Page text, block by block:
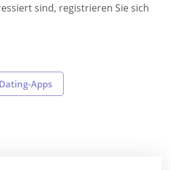
sind, registrieren Sie sich
Dating-Apps